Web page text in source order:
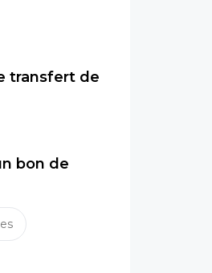
transfert de
bon de